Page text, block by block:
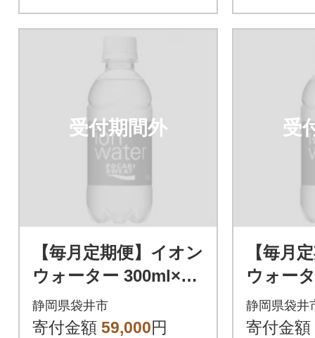
受付期間外
【毎月定期便】イオン
ウォーター 300ml×24
本全6回
静岡県袋井市
寄付金額 59,000円
受
【毎月
ウォー
本全12回
静岡県袋井
寄付金額